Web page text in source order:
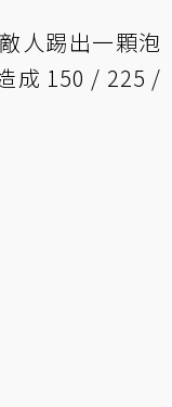
人踢出一顆泡
成 150 / 225 /